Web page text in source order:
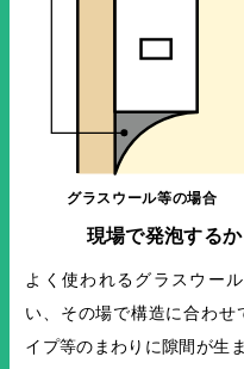
現場で発泡する
よく使われるグラスウー
い、その場で構造に合わ
イプ等のまわりに隙間が生